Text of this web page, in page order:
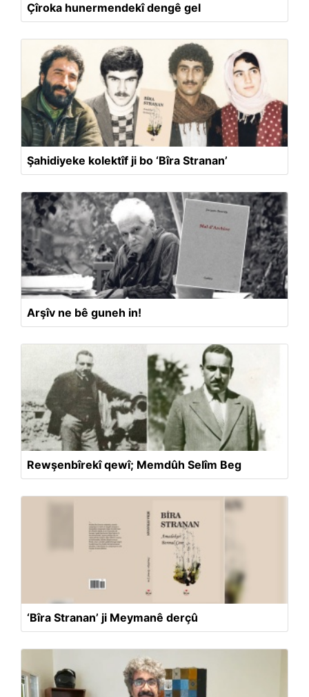
Çîroka hunermendekî dengê gel
Şahidiyeke kolektîf ji bo ‘Bîra Stranan’
Arşîv ne bê guneh in!
Rewşenbîrekî qewî; Memdûh Selîm Beg
‘Bîra Stranan’ ji Meymanê derçû